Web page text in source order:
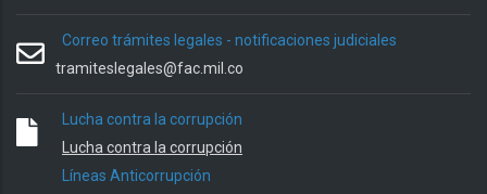
Correo trámites legales - notificaciones judiciales
tramiteslegales@fac.mil.co
Lucha contra la corrupción
Lucha contra la corrupción
Líneas Anticorrupción